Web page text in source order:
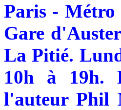
Paris - Métro
Gare
La Pitié.
10h à 19h.
l'auteur Phil